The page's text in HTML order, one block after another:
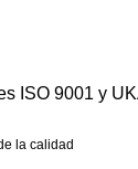
la calidad